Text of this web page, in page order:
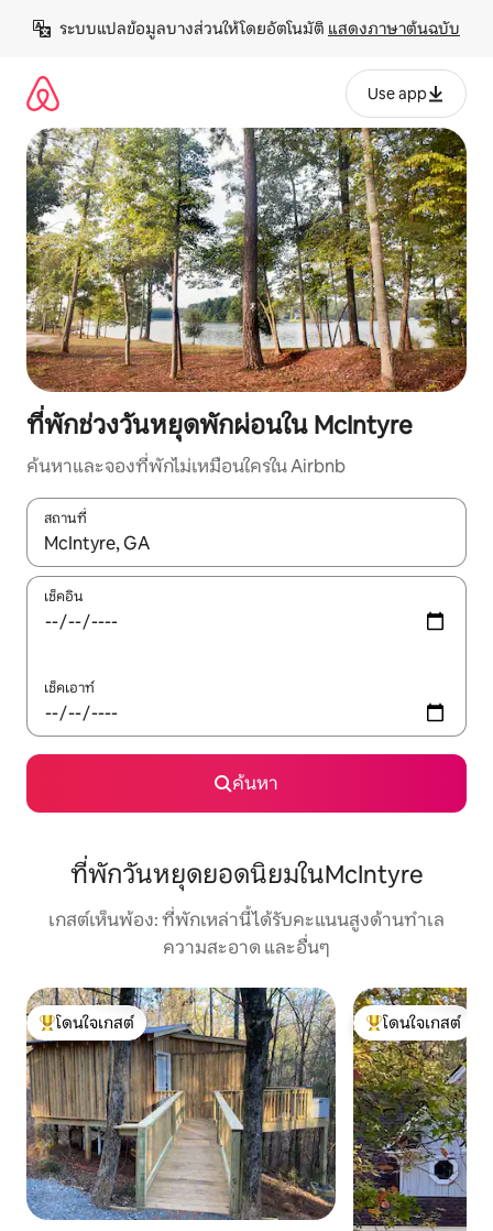
เนื้อหา
ระบบแปลข้อมูลบางส่วนให้โดยอัตโนมัติ แสดงภาษาต้นฉบับ
Use app
ที่พักช่วงวันหยุดพักผ่อนใน McIntyre
ค้นหาและจองที่พักไม่เหมือนใครใน Airbnb
สถานที่
ใช้ลูกศรขึ้นลง หรือใช้การสัมผัสหรือปัด เพื่อสำรวจผลการค้นหา
เช็คอิน
เช็คเอาท์
ค้นหา
ที่พักวันหยุดยอดนิยมในMcIntyre
เกสต์เห็นพ้อง: ที่พักเหล่านี้ได้รับคะแนนสูงด้านทำเล
ความสะอาด และอื่นๆ
โดนใจเกสต์ที่สุด
โดนใจเกสต์
โดนใจเกสต์ที่สุด
โดนใจเกสต์